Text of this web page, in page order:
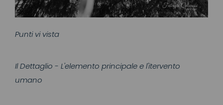
Punti vi vista
Il Dettaglio - L'elemento principale e l'itervento
umano